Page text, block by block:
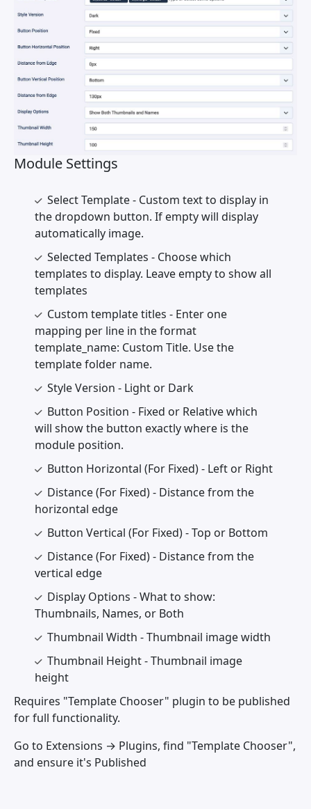
Module Settings
Select Template - Custom text to display in
the dropdown button. If empty will display
automatically image.
Selected Templates - Choose which
templates to display. Leave empty to show all
templates
Custom template titles - Enter one
mapping per line in the format
template_name: Custom Title. Use the
template folder name.
Style Version - Light or Dark
Button Position - Fixed or Relative which
will show the button exactly where is the
module position.
Button Horizontal (For Fixed) - Left or Right
Distance (For Fixed) - Distance from the
horizontal edge
Button Vertical (For Fixed) - Top or Bottom
Distance (For Fixed) - Distance from the
vertical edge
Display Options - What to show:
Thumbnails, Names, or Both
Thumbnail Width - Thumbnail image width
Thumbnail Height - Thumbnail image
height
Requires "Template Chooser" plugin to be published
for full functionality.
Go to Extensions → Plugins, find "Template Chooser",
and ensure it's Published